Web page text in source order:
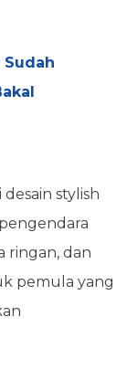
stylish
ringan, dan
pemula yang